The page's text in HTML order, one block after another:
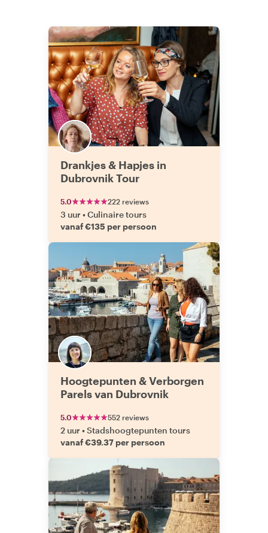
Drankjes & Hapjes in
Dubrovnik Tour
5.0 222 reviews
3 uur •Culinaire tours
vanaf €135 per persoon
Hoogtepunten & Verborgen
Parels van Dubrovnik
5.0 552 reviews
2 uur •Stadshoogtepunten tours
vanaf €39.37 per persoon